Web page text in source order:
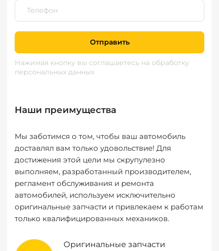
Отправить
Нажимая кнопку вы соглашаетесь на обработку
персональных данных
Наши преимущества
Мы заботимся о том, чтобы ваш автомобиль
доставлял вам только удовольствие! Для
достижения этой цели мы скрупулезно
выполняем, разработанный производителем,
регламент обслуживания и ремонта
автомобилей, используем исключительно
оригинальные запчасти и привлекаем к работам
только квалифицированных механиков.
Оригинальные запчасти